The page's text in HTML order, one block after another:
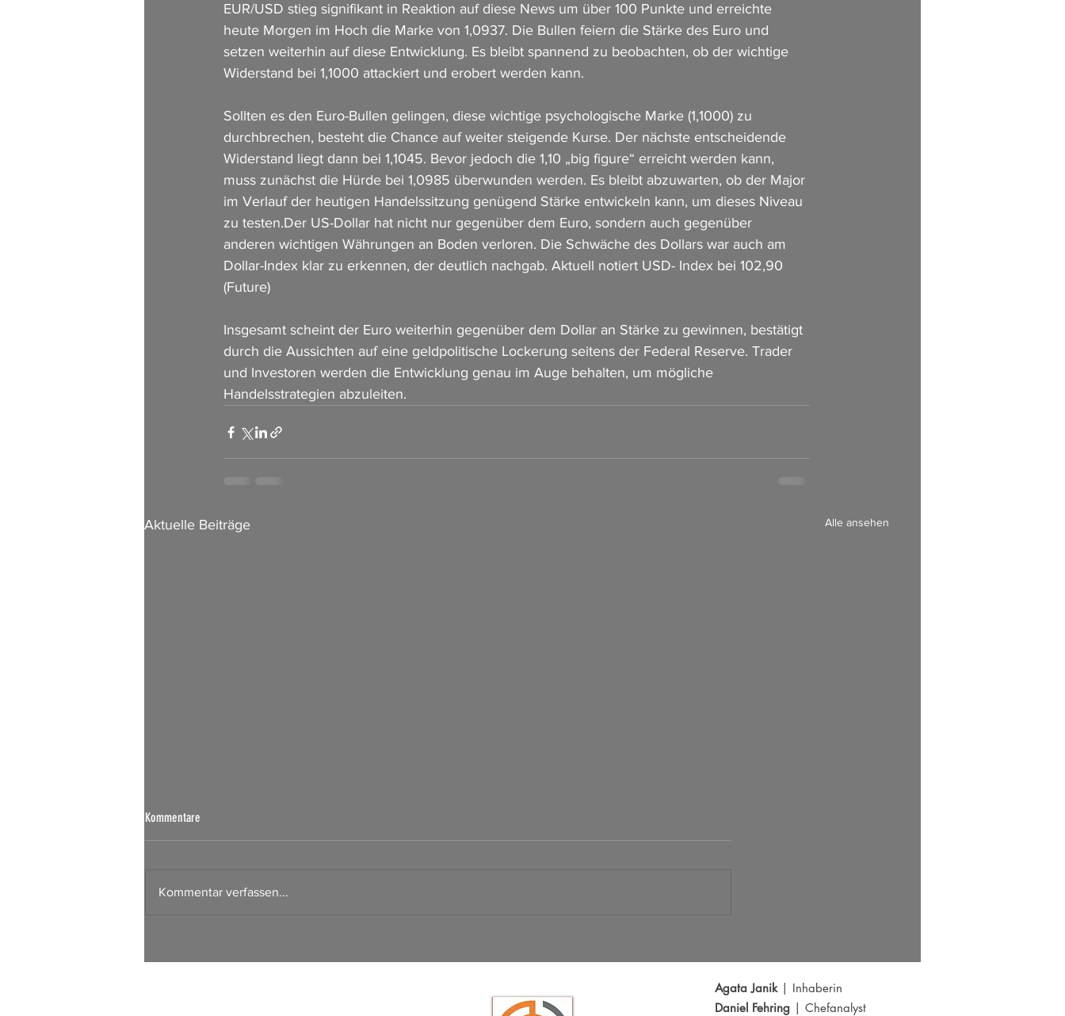
EUR/USD stieg signifikant in Reaktion auf diese News um über 100 Punkte und erreichte
heute Morgen im Hoch die Marke von 1,0937. Die Bullen feiern die Stärke des Euro und
setzen weiterhin auf diese Entwicklung. Es bleibt spannend zu beobachten, ob der wichtige
Widerstand bei 1,1000 attackiert und erobert werden kann.
Sollten es den Euro-Bullen gelingen, diese wichtige psychologische Marke (1,1000) zu
durchbrechen, besteht die Chance auf weiter steigende Kurse. Der nächste entscheidende
Widerstand liegt dann bei 1,1045. Bevor jedoch die 1,10 „big figure“ erreicht werden kann,
muss zunächst die Hürde bei 1,0985 überwunden werden. Es bleibt abzuwarten, ob der Major
im Verlauf der heutigen Handelssitzung genügend Stärke entwickeln kann, um dieses Niveau
zu testen.Der US-Dollar hat nicht nur gegenüber dem Euro, sondern auch gegenüber
anderen wichtigen Währungen an Boden verloren. Die Schwäche des Dollars war auch am
Dollar-Index klar zu erkennen, der deutlich nachgab. Aktuell notiert USD- Index bei 102,90
(Future)
Insgesamt scheint der Euro weiterhin gegenüber dem Dollar an Stärke zu gewinnen, bestätigt
durch die Aussichten auf eine geldpolitische Lockerung seitens der Federal Reserve. Trader
und Investoren werden die Entwicklung genau im Auge behalten, um mögliche
Handelsstrategien abzuleiten.
Aktuelle Beiträge Alle ansehen
Börsen Radar 07.08.2026
Kommentare
Kommentar verfassen...
Agata Janik| Inhaberin
Daniel Fehring | Chefanalyst